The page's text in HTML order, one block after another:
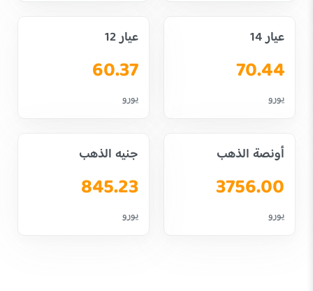
عيار 14
70.44
يورو
عيار 12
60.37
يورو
أونصة الذهب
3756.00
يورو
جنيه الذهب
845.23
يورو